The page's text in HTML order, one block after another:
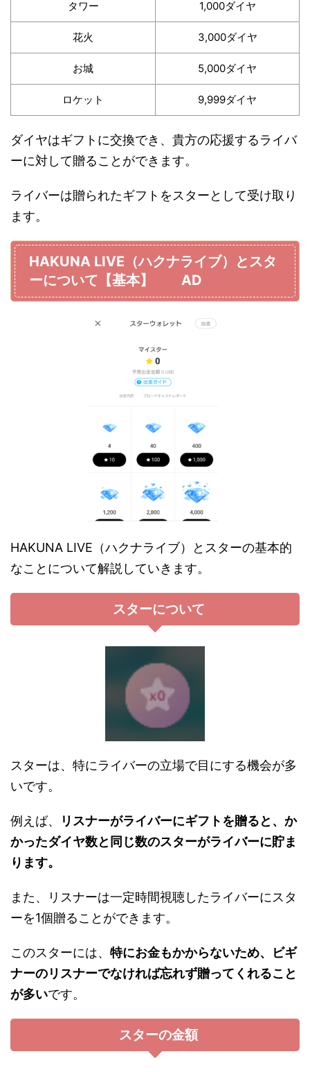
タワー 1,000ダイヤ
花火 3,000ダイヤ
お城 5,000ダイヤ
ロケット 9,999ダイヤ
ダイヤはギフトに交換でき、貴方の応援するライバ
ーに対して贈ることができます。
ライバーは贈られたギフトをスターとして受け取り
ます。
HAKUNA LIVE（ハクナライブ）とスタ
ーについて【基本】 AD
HAKUNA LIVE（ハクナライブ）とスターの基本的
なことについて解説していきます。
スターについて
スターは、特にライバーの立場で目にする機会が多
いです。
例えば、
リスナーがライバーにギフトを贈ると、か
かったダイヤ数と同じ数のスターがライバーに貯ま
ります。
また、リスナーは一定時間視聴したライバーにスタ
ーを1個贈ることができます。
このスターには、 特にお金もかからないため、ビギ
ナーのリスナーでなければ忘れず贈ってくれること
が多いです。
スターの金額